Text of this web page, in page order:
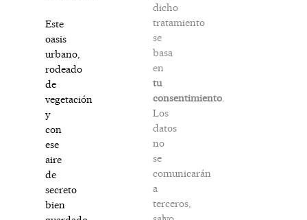
Este
oasis
urbano,
rodeado
de
vegetación
y
con
ese
aire
de
secreto
bien
dicho
tratamiento
se
basa
en
tu
consentimiento
Los
datos
no
se
comunicarán
a
terceros,